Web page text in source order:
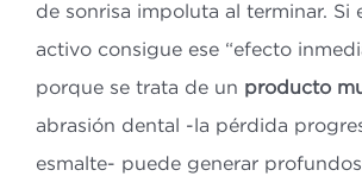
de sonrisa impoluta al terminar. Si
activo consigue ese “efecto
porque se trata de un producto
abrasión dental -la pérdida
esmalte- puede generar